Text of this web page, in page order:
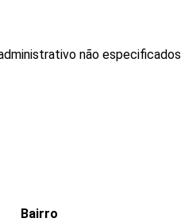
não
Bairro